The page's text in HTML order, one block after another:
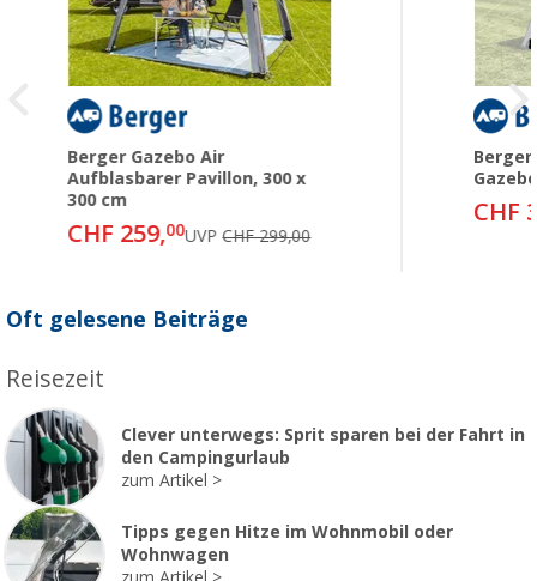
Berger Gazebo Air
Aufblasbarer Pavillon, 300 x
300 cm
CHF 259,00UVPCHF 299,00
CHF
Oft gelesene Beiträge
Reisezeit
Clever unterwegs: Sprit sparen bei der Fahrt in
den Campingurlaub
zum Artikel
Tipps gegen Hitze im Wohnmobil oder
Wohnwagen